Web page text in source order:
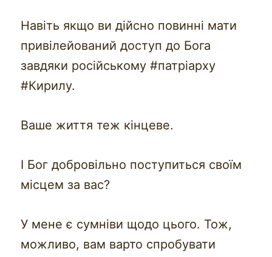
Навіть якщо ви дійсно повинні мати
привілейований доступ до Бога
завдяки російському #патріарху
#Кирилу.
Ваше життя теж кінцеве.
І Бог добровільно поступиться своїм
місцем за вас?
У мене є сумніви щодо цього. Тож,
можливо, вам варто спробувати